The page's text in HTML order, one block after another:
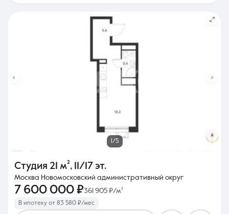
1/5
Студия 21 м², 11/17 эт.
Москва Новомосковский административный округ
7 600 000 ₽361 905 ₽/м²
В ипотеку от 83 580 ₽/мес